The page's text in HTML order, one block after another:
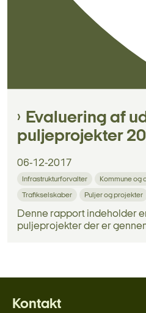
Evaluering af
puljeprojekter
06-12-2017
Infrastrukturforvalter Kommune og
Trafikselskaber Puljer og projekter
Denne rapport indeholder
puljeprojekter der er
Kontakt